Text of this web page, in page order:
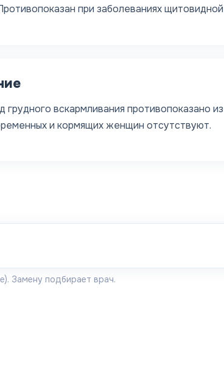
при заболеваниях
вскармливания противопоказано
и кормящих женщин отсутствуют.
. Замену подбирает врач.